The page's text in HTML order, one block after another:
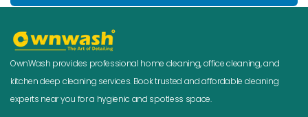
OwnWash provides professional home cleaning, office cleaning, and
kitchen deep cleaning services. Book trusted and affordable cleaning
experts near you for a hygienic and spotless space.